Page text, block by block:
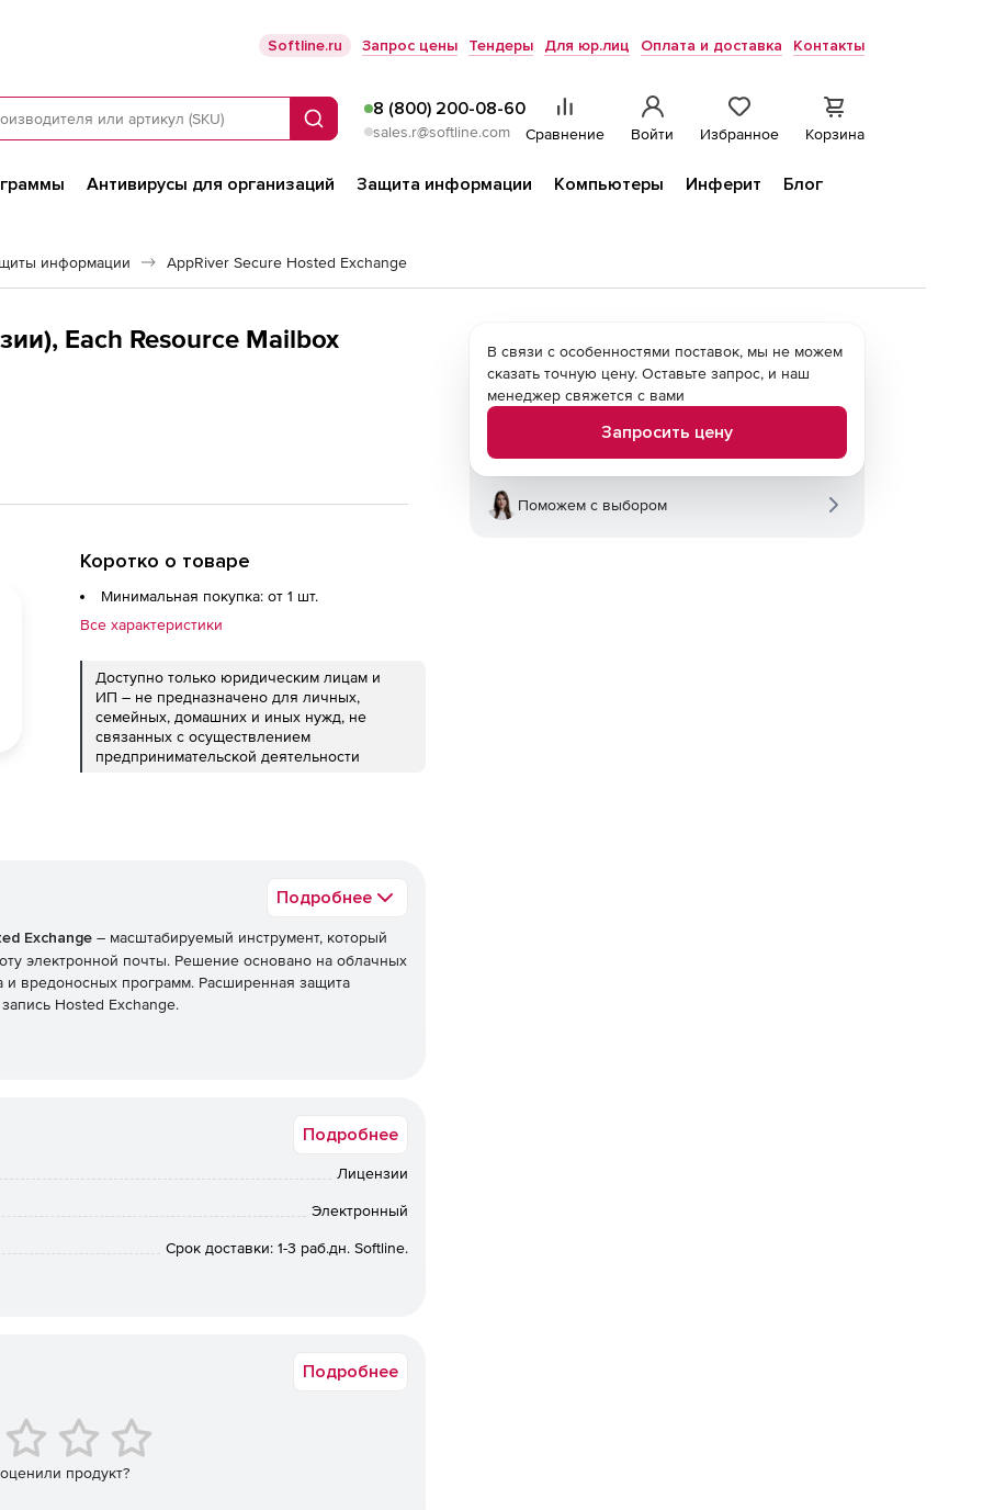
Softline.ru Запрос цены Тендеры Для юр.лиц Оплата и доставка Контакты
Поиск
8 (800) 200-08-60
sales.r@softline.com Сравнение Войти Избранное Корзина
Антивирусы для организаций Защита информации Компьютеры Инферит
Блог
информации AppRiver Secure Hosted Exchange
Each Resource Mailbox
Коротко о товаре
Минимальная покупка: от 1 шт.
Все характеристики
Доступно только юридическим лицам и
ИП – не предназначено для личных,
семейных, домашних и иных нужд, не
связанных с осуществлением
предпринимательской деятельности
Подробнее
Exchange – масштабируемый инструмент, который
электронной почты. Решение основано на облачных
вредоносных программ. Расширенная защита
Hosted Exchange.
Подробнее
Лицензии
Электронный
Срок доставки: 1-3 раб.дн. Softline.
Подробнее
продукт?
В связи с особенностями поставок, мы не можем
сказать точную цену. Оставьте запрос, и наш
менеджер свяжется с вами
Запросить цену
Поможем с выбором